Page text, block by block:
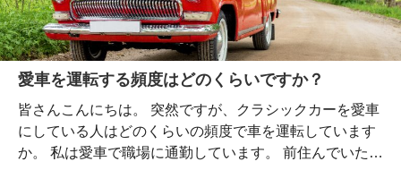
愛車を運転する頻度はどのくらいですか？
皆さんこんにちは。 突然ですが、クラシックカーを愛車
にしている人はどのくらいの頻度で車を運転しています
か。 私は愛車で職場に通勤しています。 前住んでいた自